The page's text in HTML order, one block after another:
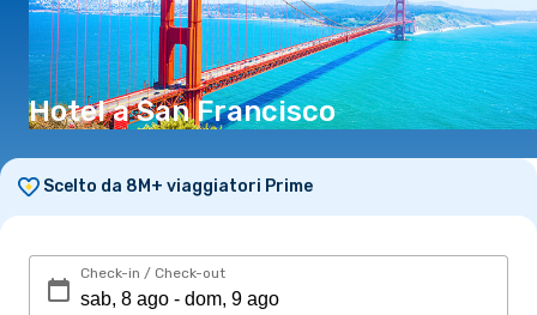
Hotel a San Francisco
Scelto da 8M+ viaggiatori Prime
Check-in / Check-out